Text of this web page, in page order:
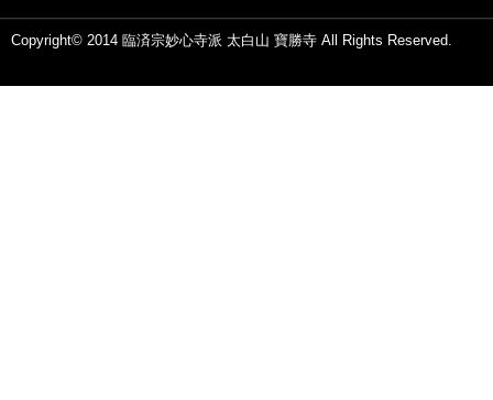
Copyright© 2014 臨済宗妙心寺派 太白山 寶勝寺 All Rights Reserved.